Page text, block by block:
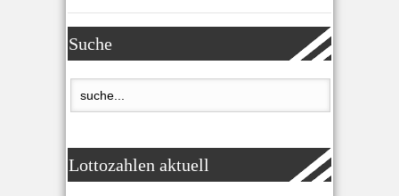
Suche
Lottozahlen aktuell